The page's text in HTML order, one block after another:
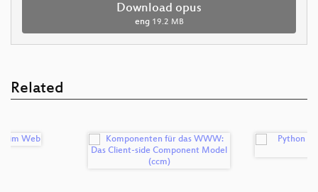
Download opus
eng 19.2 MB
Related